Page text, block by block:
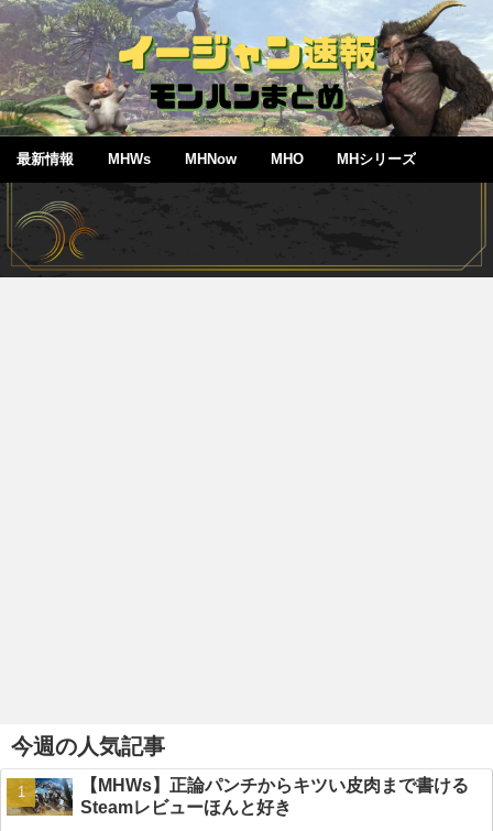
最新情報 MHWs MHNow MHO MHシリーズ
今週の人気記事
【MHWs】正論パンチからキツい皮肉まで書ける
Steamレビューほんと好き